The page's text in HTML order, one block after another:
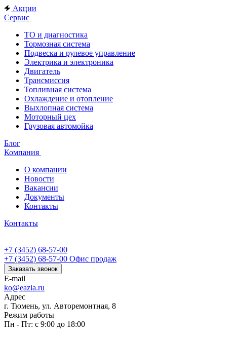
Акции
Сервис
ТО и диагностика
Тормозная система
Подвеска и рулевое управление
Электрика и электроника
Двигатель
Трансмиссия
Топливная система
Охлаждение и отопление
Выхлопная система
Моторный цех
Грузовая автомойка
Блог
Компания
О компании
Новости
Вакансии
Документы
Контакты
Контакты
+7 (3452) 68-57-00
+7 (3452) 68-57-00 Офис продаж
Заказать звонок
E-mail
ko@eazia.ru
Адрес
г. Тюмень, ул. Авторемонтная, 8
Режим работы
Пн - Пт: с 9:00 до 18:00